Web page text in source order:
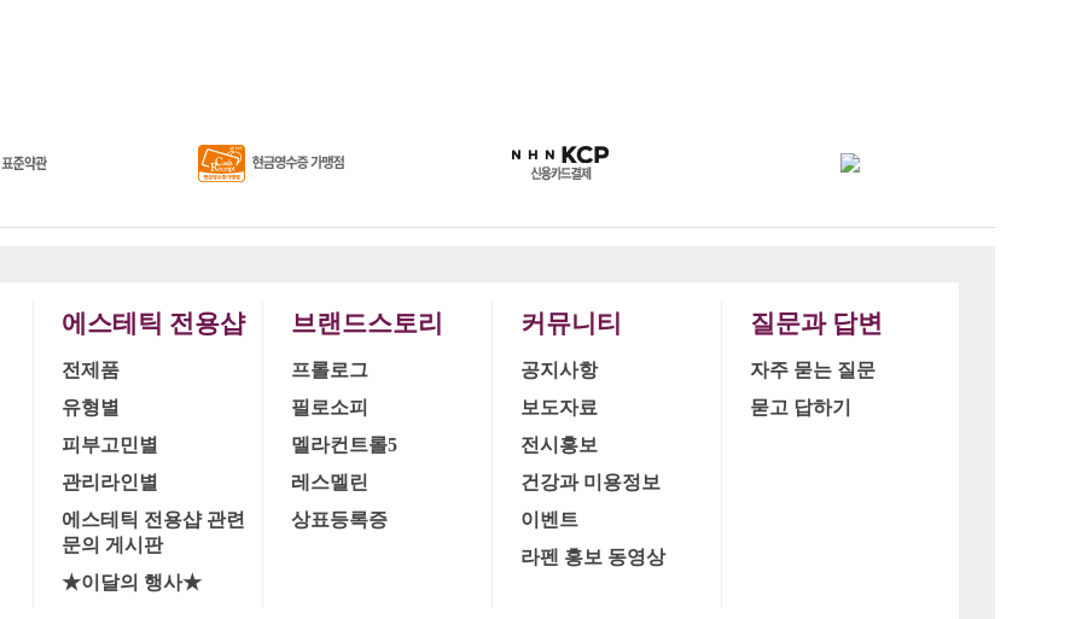
에스테틱 전용샵
전제품
유형별
피부고민별
관리라인별
에스테틱 전용샵 관련
문의 게시판
★이달의 행사★
브랜드스토리
프롤로그
필로소피
멜라컨트롤5
레스멜린
상표등록증
커뮤니티
공지사항
보도자료
전시홍보
건강과 미용정보
이벤트
라펜 홍보 동영상
질문과 답변
자주 묻는 질문
묻고 답하기